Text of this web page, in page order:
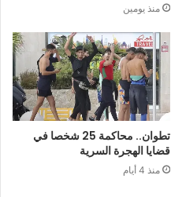
منذ يومين
تطوان.. محاكمة 25 شخصا في
قضايا الهجرة السرية
منذ 4 أيام